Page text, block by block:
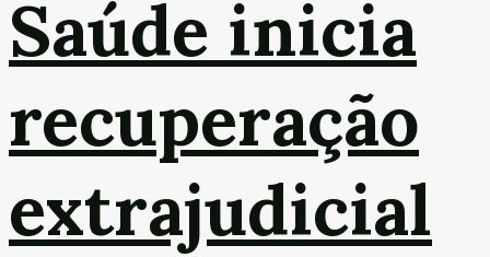
Saúde inicia
recuperação
extrajudicial